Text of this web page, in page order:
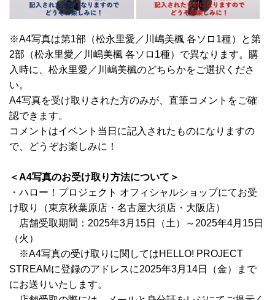
※A4写真は第1部（松永里愛／川嶋美楓 各ソロ1種）と第
2部（松永里愛／川嶋美楓 各ソロ1種）で異なります。購
入時に、松永里愛／川嶋美楓のどちらかをご選択くださ
い。
A4写真を受け取りされた方のみが、直筆コメントをご確
認できます。
コメントはイベント当日に記入されたものになりますの
で、どうぞお楽しみに！
＜A4写真のお受け取り方法について＞
・ハロー！プロジェクト オフィシャルショップにてお受
け取り（東京秋葉原店・名古屋大須店・大阪店）
店舗受取期間：2025年3月15日（土）～2025年4月15日
（火）
※A4写真の受け取りに関してはHELLO! PROJECT
STREAMに登録のアドレスに2025年3月14日（金）まで
にお送りいたします。